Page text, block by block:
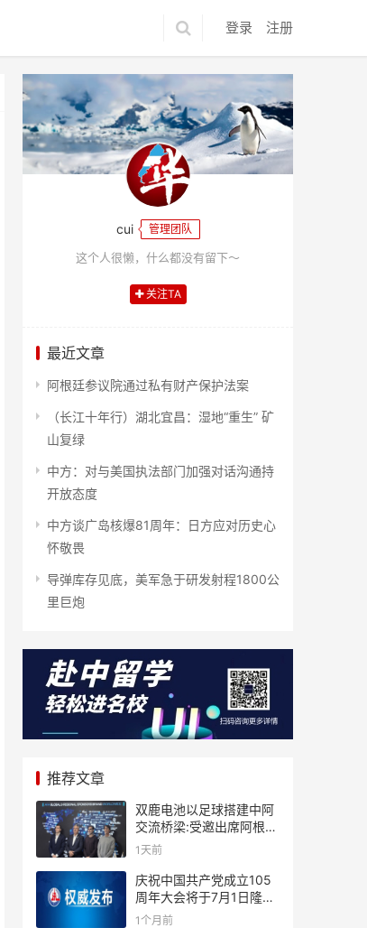
登录 注册
cui 管理团队
这个人很懒，什么都没有留下～
关注TA
最近文章
阿根廷参议院通过私有财产保护法案
（长江十年行）湖北宜昌：湿地“重生” 矿
山复绿
中方：对与美国执法部门加强对话沟通持
开放态度
中方谈广岛核爆81周年：日方应对历史心
怀敬畏
导弹库存见底，美军急于研发射程1800公
里巨炮
推荐文章
双鹿电池以足球搭建中阿
交流桥梁:受邀出席阿根廷
足协赞助商招待会！
1天前
庆祝中国共产党成立105
周年大会将于7月1日隆重
举行
1个月前